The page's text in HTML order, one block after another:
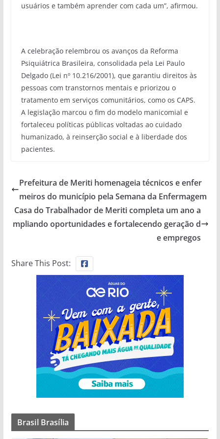
usuários e também aprender com cada um”, afirmou.
A celebração relembrou os avanços da Reforma
Psiquiátrica Brasileira, consolidada pela Lei Paulo
Delgado (Lei nº 10.216/2001), que garantiu direitos às
pessoas com transtornos mentais e priorizou o
tratamento em serviços comunitários, como os CAPS.
A legislação marcou o fim do modelo manicomial e
fortaleceu políticas públicas voltadas ao cuidado
humanizado, à reinserção social e à liberdade dos
pacientes.
Prefeitura de Meriti homenageia técnicos e enfer
meiros do município pela Semana da Enfermagem
Casa do Trabalhador de Meriti completa um ano a
mpliando oportunidades e fortalecendo geração d
e empregos
Share This Post:
Brasil Brasília